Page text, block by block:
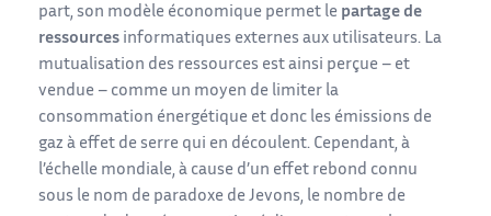
part, son modèle économique permet le partage de
ressources informatiques externes aux utilisateurs. La
mutualisation des ressources est ainsi perçue – et
vendue – comme un moyen de limiter la
consommation énergétique et donc les émissions de
gaz à effet de serre qui en découlent. Cependant, à
l’échelle mondiale, à cause d’un effet rebond connu
sous le nom de paradoxe de Jevons, le nombre de